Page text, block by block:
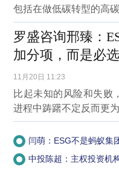
包括在做低碳转型的高
罗盛咨询邢臻：
加分项，而是必
11月20日 11:23
比起未知的风险和失败
进程中踌躇不定反而更
闫萌：ESG不是蚂蚁集团一
中投陈超：主权投资机构